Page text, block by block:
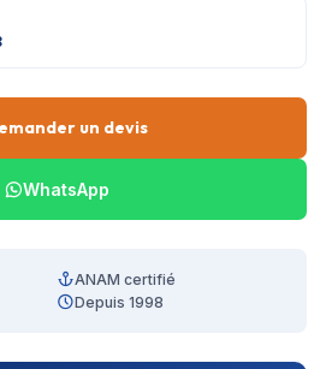
un devis
WhatsApp
ANAM certifié
Depuis 1998